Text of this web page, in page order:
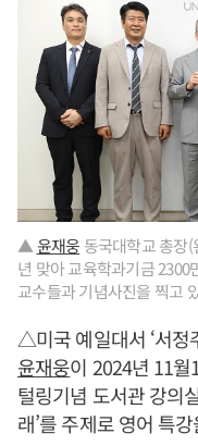
▲윤재웅 동국대학교 총장
년 맞아 교육학과기금
교수들과 기념사진을 찍고
△미국 예일대서 ‘서정
윤재웅이 2024년 11
털링기념 도서관 강의
래’를 주제로 영어 특